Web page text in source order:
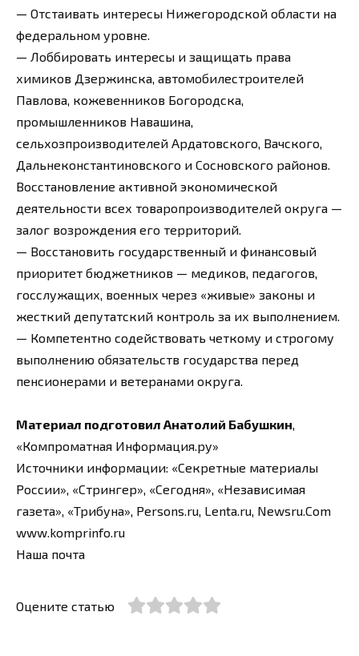
— Отстаивать интересы Нижегородской области на
федеральном уровне.
— Лоббировать интересы и защищать права
химиков Дзержинска, автомобилестроителей
Павлова, кожевенников Богородска,
промышленников Навашина,
сельхозпроизводителей Ардатовского, Вачского,
Дальнеконстантиновского и Сосновского районов.
Восстановление активной экономической
деятельности всех товаропроизводителей округа —
залог возрождения его территорий.
— Восстановить государственный и финансовый
приоритет бюджетников — медиков, педагогов,
госслужащих, военных через «живые» законы и
жесткий депутатский контроль за их выполнением.
— Компетентно содействовать четкому и строгому
выполнению обязательств государства перед
пенсионерами и ветеранами округа.
Материал подготовил Анатолий Бабушкин
«Компроматная Информация.ру»
Источники информации: «Секретные материалы
России», «Стрингер», «Сегодня», «Независимая
газета», «Трибуна», Persons.ru, Lenta.ru, Newsru.Com
www.komprinfo.ru
Наша почта
Оцените статью